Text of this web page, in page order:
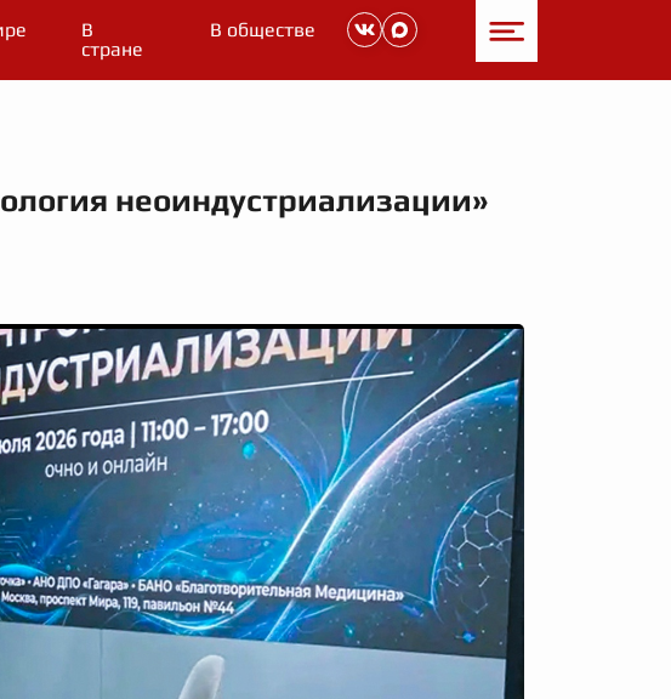
В
стране
В обществе
неоиндустриализации»